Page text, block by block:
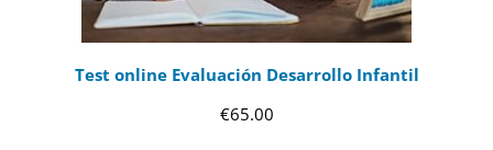
Test online Evaluación Desarrollo Infantil
€65.00